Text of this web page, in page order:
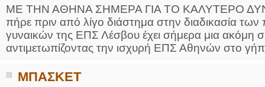
ΜΕ ΤΗΝ ΑΘΗΝΑ ΣΗΜΕΡΑ ΓΙΑ ΤΟ ΚΑΛΥΤΕΡΟ
πήρε πριν από λίγο διάστημα στην διαδικασία των
γυναικών της ΕΠΣ Λέσβου έχει σήμερα μια ακόμη
αντιμετωπίζοντας την ισχυρή ΕΠΣ Αθηνών στο
ΜΠΑΣΚΕΤ